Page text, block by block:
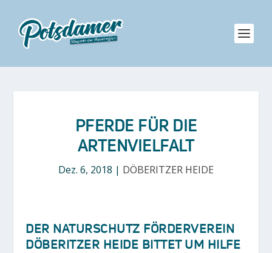
PFERDE FÜR DIE
ARTENVIELFALT
Dez. 6, 2018 | DÖBERITZER HEIDE
DER NATURSCHUTZ FÖRDERVEREIN
DÖBERITZER HEIDE BITTET UM HILFE